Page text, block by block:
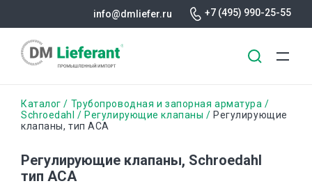
основному
info@dmliefer.ru +7 (495) 990-25-55
Строка
навигации
Каталог
Трубопроводная и запорная арматура
Schroedahl
Регулирующие клапаны
Регулирующие
клапаны, тип АСА
Регулирующие клапаны, Schroedahl
тип АСА